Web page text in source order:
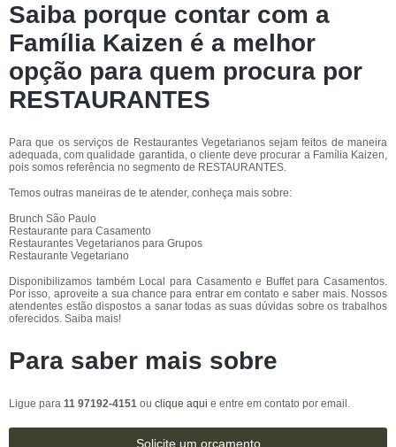
Saiba porque contar com a
Família Kaizen é a melhor
opção para quem procura por
RESTAURANTES
Para que os serviços de Restaurantes Vegetarianos sejam feitos de maneira
adequada, com qualidade garantida, o cliente deve procurar a Família Kaizen,
pois somos referência no segmento de RESTAURANTES.
Temos outras maneiras de te atender, conheça mais sobre:
Brunch São Paulo
Restaurante para Casamento
Restaurantes Vegetarianos para Grupos
Restaurante Vegetariano
Disponibilizamos também Local para Casamento e Buffet para Casamentos.
Por isso, aproveite a sua chance para entrar em contato e saber mais. Nossos
atendentes estão dispostos a sanar todas as suas dúvidas sobre os trabalhos
oferecidos. Saiba mais!
Para saber mais sobre
Ligue para 11 97192-4151 ou clique aqui e entre em contato por email.
Solicite um orçamento